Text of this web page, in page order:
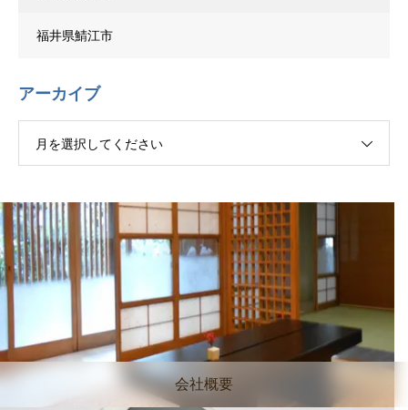
福井県鯖江市
アーカイブ
月を選択してください
会社概要